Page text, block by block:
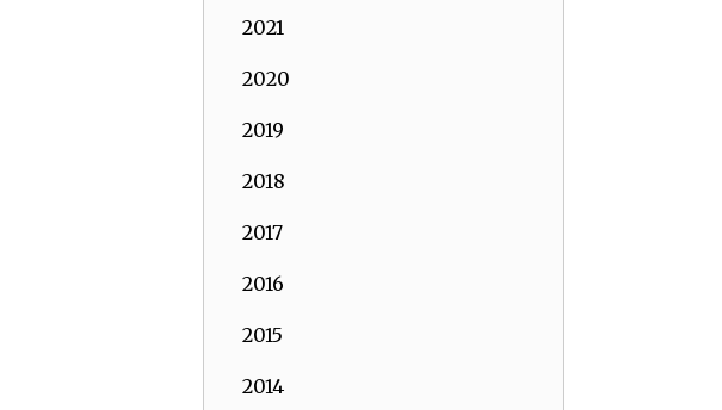
2021
2020
2019
2018
2017
2016
2015
2014